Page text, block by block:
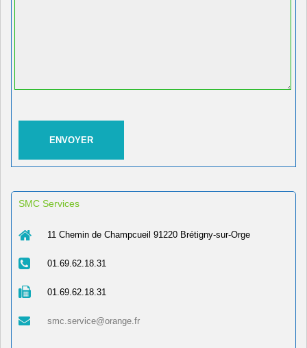
SMC Services
11 Chemin de Champcueil 91220 Brétigny-sur-Orge
01.69.62.18.31
01.69.62.18.31
smc.service@orange.fr